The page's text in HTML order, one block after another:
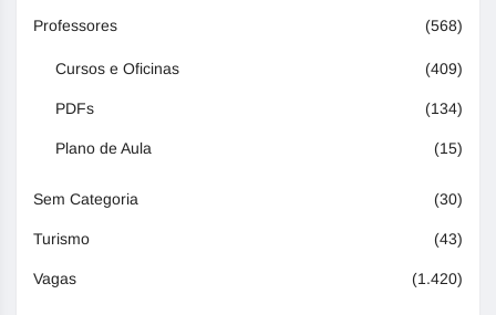
Professores (568)
Cursos e Oficinas (409)
PDFs (134)
Plano de Aula (15)
Sem Categoria (30)
Turismo (43)
Vagas (1.420)